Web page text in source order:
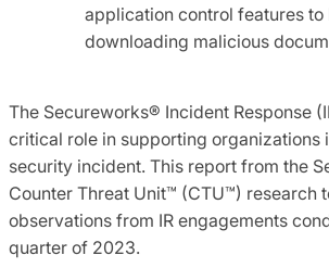
application control features
downloading malicious
The Secureworks® Incident Response
critical role in supporting organizations
security incident. This report from the
Counter Threat Unit™ (CTU™) research
observations from IR engagements
quarter of 2023.